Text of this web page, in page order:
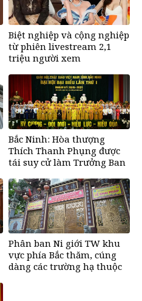
Biệt nghiệp và cộng nghiệp
từ phiên livestream 2,1
triệu người xem
Bắc Ninh: Hòa thượng
Thích Thanh Phụng được
tái suy cử làm Trưởng Ban
kỳ 2026 – 2031
Phân ban Ni giới TW khu
vực phía Bắc thăm, cúng
dàng các trường hạ thuộc